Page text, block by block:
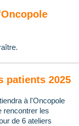
patients 2025
à l'Oncopole
rencontrer les
de 6 ateliers